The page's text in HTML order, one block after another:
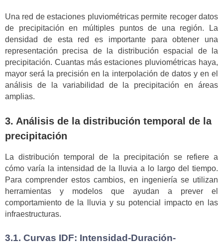
Una red de estaciones pluviométricas permite recoger datos
de precipitación en múltiples puntos de una región. La
densidad de esta red es importante para obtener una
representación precisa de la distribución espacial de la
precipitación. Cuantas más estaciones pluviométricas haya,
mayor será la precisión en la interpolación de datos y en el
análisis de la variabilidad de la precipitación en áreas
amplias.
3. Análisis de la distribución temporal de la
precipitación
La distribución temporal de la precipitación se refiere a
cómo varía la intensidad de la lluvia a lo largo del tiempo.
Para comprender estos cambios, en ingeniería se utilizan
herramientas y modelos que ayudan a prever el
comportamiento de la lluvia y su potencial impacto en las
infraestructuras.
3.1. Curvas IDF: Intensidad-Duración-